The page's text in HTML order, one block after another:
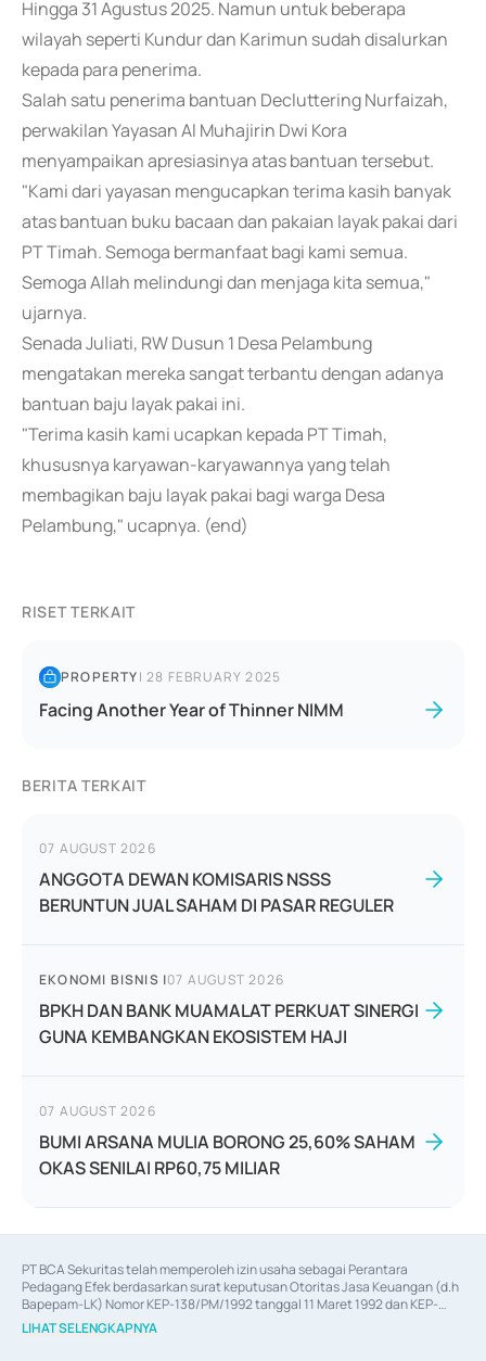
Hingga 31 Agustus 2025. Namun untuk beberapa
wilayah seperti Kundur dan Karimun sudah disalurkan
kepada para penerima.
Salah satu penerima bantuan Decluttering Nurfaizah,
perwakilan Yayasan Al Muhajirin Dwi Kora
menyampaikan apresiasinya atas bantuan tersebut.
"Kami dari yayasan mengucapkan terima kasih banyak
atas bantuan buku bacaan dan pakaian layak pakai dari
PT Timah. Semoga bermanfaat bagi kami semua.
Semoga Allah melindungi dan menjaga kita semua,"
ujarnya.
Senada Juliati, RW Dusun 1 Desa Pelambung
mengatakan mereka sangat terbantu dengan adanya
bantuan baju layak pakai ini.
"Terima kasih kami ucapkan kepada PT Timah,
khususnya karyawan-karyawannya yang telah
membagikan baju layak pakai bagi warga Desa
Pelambung," ucapnya. (end)
RISET TERKAIT
PROPERTY|28 FEBRUARY 2025
Facing Another Year of Thinner NIMM
BERITA TERKAIT
07 AUGUST 2026
ANGGOTA DEWAN KOMISARIS NSSS
BERUNTUN JUAL SAHAM DI PASAR REGULER
EKONOMI BISNIS |07 AUGUST 2026
BPKH DAN BANK MUAMALAT PERKUAT SINERGI
GUNA KEMBANGKAN EKOSISTEM HAJI
07 AUGUST 2026
BUMI ARSANA MULIA BORONG 25,60% SAHAM
OKAS SENILAI RP60,75 MILIAR
PT BCA Sekuritas telah memperoleh izin usaha sebagai Perantara
Pedagang Efek berdasarkan surat keputusan Otoritas Jasa Keuangan (d.h
Bapepam-LK) Nomor KEP-138/PM/1992 tanggal 11 Maret 1992 dan KEP-
06/D.04/2014 tanggal 28 Februari 2014, izin usaha sebagai Penjamin Emisi
Efek berdasarkan surat keputusan Otoritas Jasa Keuangan Nomor KEP-
LIHAT SELENGKAPNYA